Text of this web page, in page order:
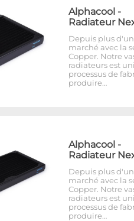
Alphacool -
Radiateur
Depuis plus
marché avec la
Copper. Notre
radiateurs est
processus de
produire…
Alphacool -
Radiateur
Depuis plus
marché avec la
Copper. Notre
radiateurs est
processus de
produire…